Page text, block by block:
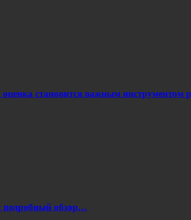
становится важным инструментом
подробный обзор…